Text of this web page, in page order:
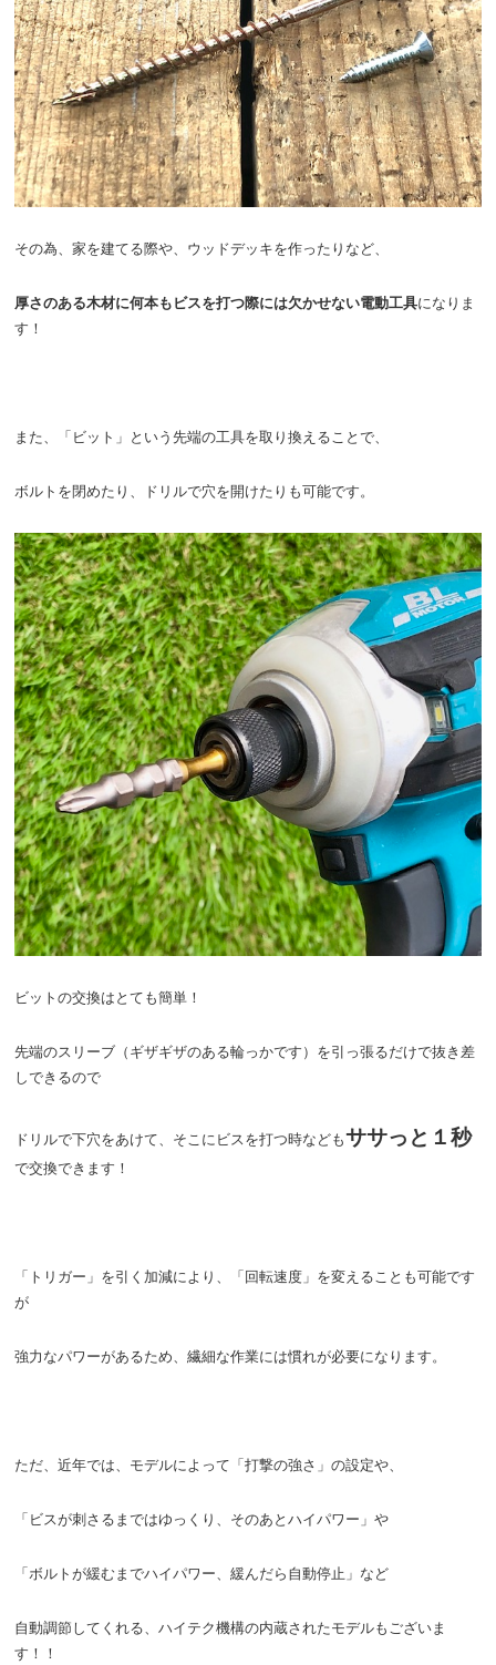
その為、家を建てる際や、ウッドデッキを作ったりなど、
厚さのある木材に何本もビスを打つ際には欠かせない電動工具になりま
す！
また、「ビット」という先端の工具を取り換えることで、
ボルトを閉めたり、ドリルで穴を開けたりも可能です。
ビットの交換はとても簡単！
先端のスリーブ（ギザギザのある輪っかです）を引っ張るだけで抜き差
しできるので
ドリルで下穴をあけて、そこにビスを打つ時などもササっと１秒
で交換できます！
「トリガー」を引く加減により、「回転速度」を変えることも可能です
が
強力なパワーがあるため、繊細な作業には慣れが必要になります。
ただ、近年では、モデルによって「打撃の強さ」の設定や、
「ビスが刺さるまではゆっくり、そのあとハイパワー」や
「ボルトが緩むまでハイパワー、緩んだら自動停止」など
自動調節してくれる、ハイテク機構の内蔵されたモデルもございま
す！！